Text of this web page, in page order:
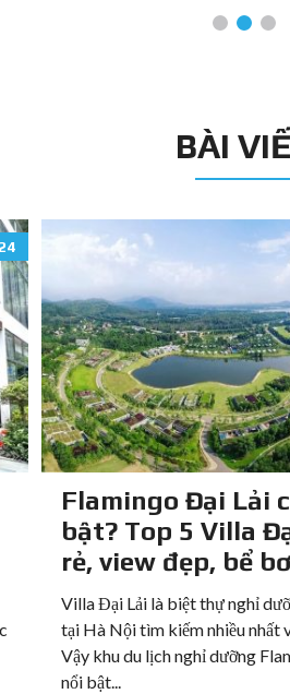
BÀI
Flamingo Đại Lải
bật? Top 5 Villa
rẻ, view đẹp, bể
Villa Đại Lải là biệt thự nghỉ
tại Hà Nội tìm kiếm nhiều nhất
Vậy khu du lịch nghỉ dưỡng
nổi bật...